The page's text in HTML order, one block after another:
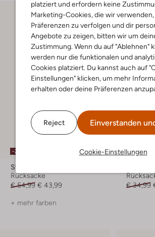
platziert und erfordern keine
Marketing-Cookies, die wir
Präferenzen zu verfolgen und dir
Angebote zu zeigen, bitten wir um
Zustimmung. Wenn du auf "Ablehnen"
werden nur die funktionalen und
Cookies platziert. Du kannst auch auf
Einstellungen" klicken, um mehr
erhalten oder deine Präferenzen
Reject Einverstanden
Cookie-Einstellungen
-20%
Sticky Lemon
Rücksacke
€ 54,99 € 43,99
+ mehr farben
-30%
€ 34,99